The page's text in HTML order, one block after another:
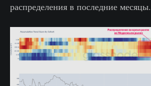
распределения в последние месяцы.